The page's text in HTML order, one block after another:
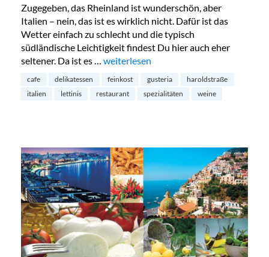
Zugegeben, das Rheinland ist wunderschön, aber
Italien – nein, das ist es wirklich nicht. Dafür ist das
Wetter einfach zu schlecht und die typisch
südländische Leichtigkeit findest Du hier auch eher
seltener. Da ist es … „Lettinis Gusteria in der Innenstadt“
weiterlesen
cafe delikatessen feinkost gusteria
haroldstraße
italien
lettinis restaurant spezialitäten weine